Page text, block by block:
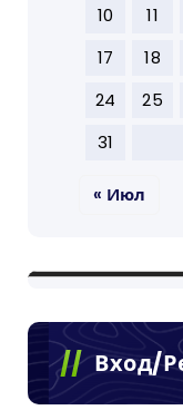
10
11
17
18
24
25
31
« Июл
Вход/